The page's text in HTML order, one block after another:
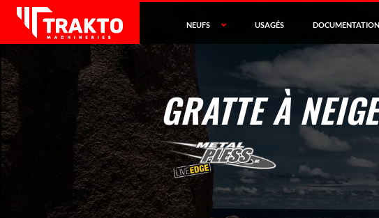
NEUFS USAGÉS DOCUMENTATION
GRATTE À